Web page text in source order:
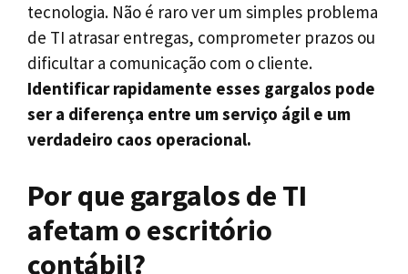
tecnologia. Não é raro ver um simples problema
de TI atrasar entregas, comprometer prazos ou
dificultar a comunicação com o cliente.
Identificar rapidamente esses gargalos pode
ser a diferença entre um serviço ágil e um
verdadeiro caos operacional.
Por que gargalos de TI
afetam o escritório
contábil?